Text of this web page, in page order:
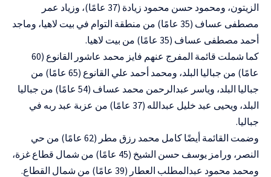
الزيتون، ومحمود حسن محمود زيادة (37 عامًا)، وزياد عمر
مصطفى عساف (35 عامًا) من منطقة التوام في بيت لاهيا، وماجد
أحمد مصطفى عساف (35 عامًا) من بيت لاهيا
.
كما شملت قائمة المفرج عنهم فايز محمد عاشور القانوع (60
عامًا) من جباليا البلد، ومحمد أحمد علي القانوع (65 عامًا) من
جباليا البلد، وياسر عبدالرحمن محمد عساف (54 عامًا) من جباليا
البلد، ويحيى عبد خليل عبدالله (37 عامًا) من عزبة عبد ربه في
جباليا.
وضمت القائمة أيضًا كامل محمد رزق مطر (62 عامًا) من حي
النصر، ورامز يوسف حسن الشيخ (45 عامًا) من شمال قطاع غزة،
ومحمد محمود عبدالمطلب العطار (39 عامًا) من شمال القطاع
.